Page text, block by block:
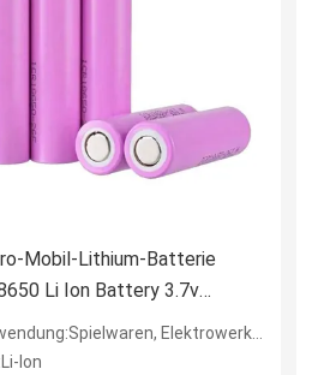
Mobil-Lithium-Batterie
Li Ion Battery 3.7v
Elektrowerkzeuge, Haushaltsgeräte, Unterhaltungselektronik, BOOTE, Golfmobile, UNTERSEEB
Ion